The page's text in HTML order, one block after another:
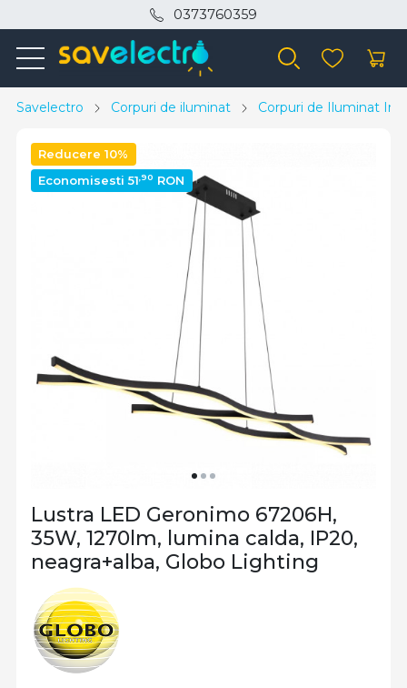
0373760359
Savelectro Corpuri de iluminat Corpuri de Iluminat
Reducere 10%
Economisesti 51,90 RON
Lustra LED Geronimo 67206H,
35W, 1270lm, lumina calda, IP20,
neagra+alba, Globo Lighting